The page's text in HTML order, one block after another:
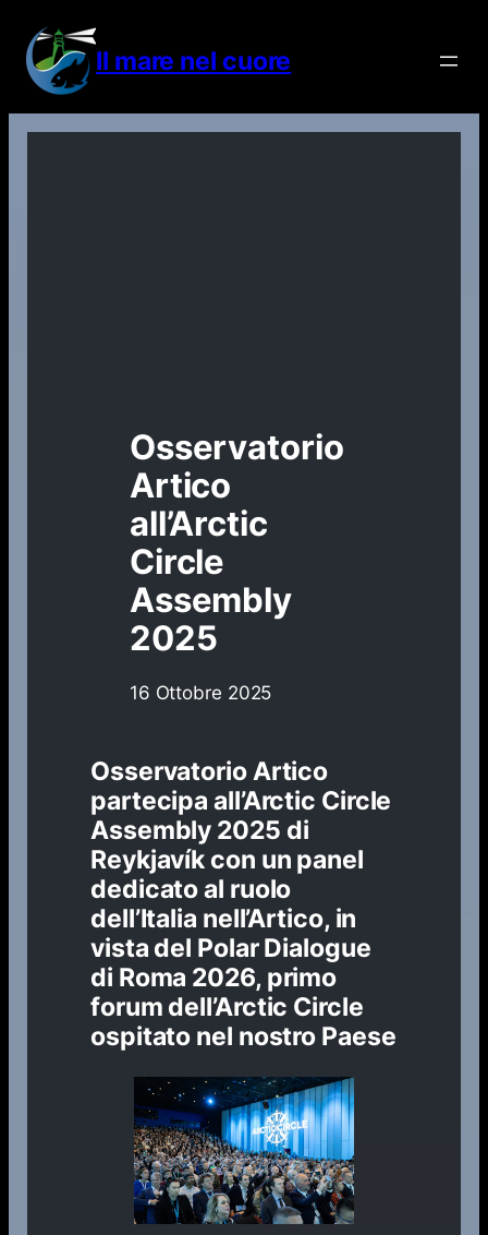
contenuto
Il mare nel cuore
Osservatorio
Artico
all’Arctic
Circle
Assembly
2025
16 Ottobre 2025
Osservatorio Artico
partecipa all’Arctic Circle
Assembly 2025 di
Reykjavík con un panel
dedicato al ruolo
dell’Italia nell’Artico, in
vista del Polar Dialogue
di Roma 2026, primo
forum dell’Arctic Circle
ospitato nel nostro Paese